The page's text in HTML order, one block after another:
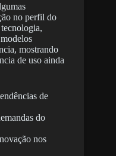
no perfil do
mostrando
de uso ainda
de
do
nos